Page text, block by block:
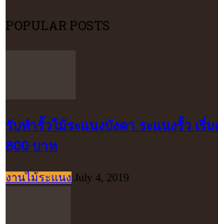
POPULAR POSTS
รับทำรั้วไม้ระแนงบังตา ระแนงรั้ว เริ่
800 บาท
งานไม้ระแนง July 4, 2019